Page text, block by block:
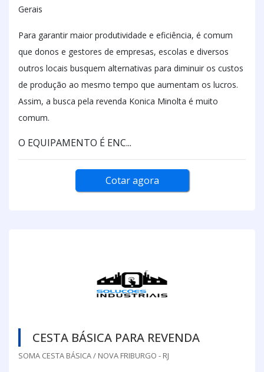
Gerais
Para garantir maior produtividade e eficiência, é comum
que donos e gestores de empresas, escolas e diversos
outros locais busquem alternativas para diminuir os custos
de produção ao mesmo tempo que aumentam os lucros.
Assim, a busca pela revenda Konica Minolta é muito
comum.
O EQUIPAMENTO É ENC...
Cotar agora
CESTA BÁSICA PARA REVENDA
SOMA CESTA BÁSICA / NOVA FRIBURGO - RJ